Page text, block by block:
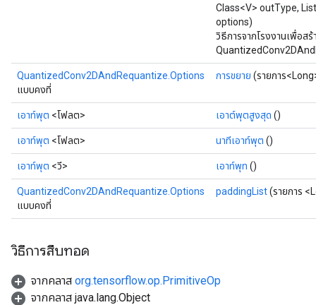
Class<V> outType,
options)
วิธีการจากโรงงานเพื่อส
QuantizedConv2DAndRequantize.Options
แบบคงที่
การขยาย (รายการ
เอาท์พุต <โฟลต> เอาต์พุตสูงสุด ()
เอาท์พุต <โฟลต> นาทีเอาท์พุต ()
เอาท์พุต <วี> เอาท์พุท ()
QuantizedConv2DAndRequantize.Options
แบบคงที่
paddingList(รายการ
วิธีการสืบทอด
จากคลาส org.tensorflow.op.PrimitiveOp
จากคลาส java.lang.Object